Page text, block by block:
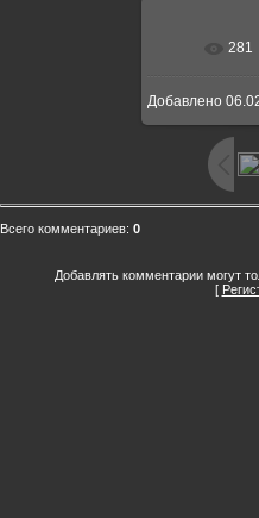
281
Добавлено
Всего комментариев: 0
Добавлять комментарии могут
[